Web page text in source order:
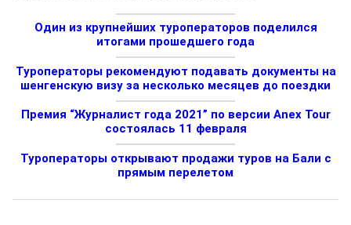
Один из крупнейших туроператоров поделился
итогами прошедшего года
Туроператоры рекомендуют подавать документы на
шенгенскую визу за несколько месяцев до поездки
Премия “Журналист года 2021” по версии Anex Tour
состоялась 11 февраля
Туроператоры открывают продажи туров на Бали с
прямым перелетом